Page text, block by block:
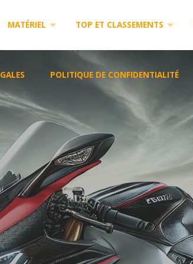
MATÉRIEL TOP ET CLASSEMENTS
POLITIQUE DE CONFIDENTIALITÉ